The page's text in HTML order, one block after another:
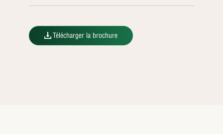
Télécharger la brochure